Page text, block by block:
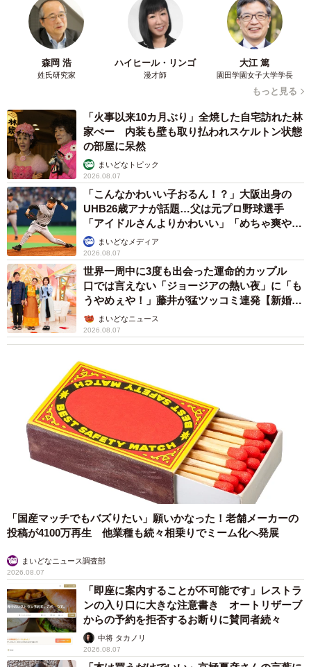
4/17
ダイエット当日をチートデイにする暴挙（矢尾いっちょさん提供）
ーなおきさんはふっくらした餅屋さんが好きな設定なので
しょうか？
なおきはこのままふくよかな餅屋さんでいてほしいと思っ
ています。そこら辺を深堀りしたエピソードも過去の投稿
やAmazonのkindleにて無料配信していますので、ぜひみな
さまにお読みいただけると嬉しいです！
森岡 浩
姓氏研究家
ハイヒール・リンゴ
漫才師
大江 篤
園田学園女子大学学長
もっと見る
「火事以来10カ月ぶり」全焼した自宅訪れた林
家ぺー 内装も壁も取り払われスケルトン状態
の部屋に呆然
まいどなトピック
2026.08.07
「こんなかわいい子おるん！？」大阪出身の
UHB26歳アナが話題…父は元プロ野球選手
「アイドルさんよりかわいい」「めちゃ爽や
か」まいどなメディア
2026.08.07
世界一周中に3度も出会った運命的カップル
口では言えない「ジョージアの熱い夜」に「も
うやめぇや！」藤井が猛ツッコミ連発【新婚さ
ん】まいどなニュース
2026.08.07
「国産マッチでもバズりたい」願いかなった！老舗メーカーの
投稿が4100万再生 他業種も続々相乗りでミーム化へ発展
まいどなニュース調査部
2026.08.07
「即座に案内することが不可能です」レストラ
ンの入り口に大きな注意書き オートリザーブ
からの予約を拒否するお断りに賛同者続々
中将 タカノリ
2026.08.07